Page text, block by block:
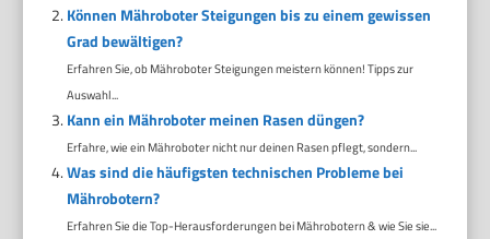
Können Mähroboter Steigungen bis zu einem gewissen
Grad bewältigen?
Erfahren Sie, ob Mähroboter Steigungen meistern können! Tipps zur
Auswahl...
Kann ein Mähroboter meinen Rasen düngen?
Erfahre, wie ein Mähroboter nicht nur deinen Rasen pflegt, sondern...
Was sind die häufigsten technischen Probleme bei
Mährobotern?
Erfahren Sie die Top-Herausforderungen bei Mährobotern & wie Sie sie...